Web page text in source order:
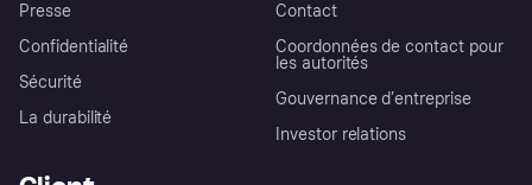
Presse
Confidentialité
Sécurité
La durabilité
Contact
Coordonnées de contact pour
les autorités
Gouvernance d’entreprise
Investor relations